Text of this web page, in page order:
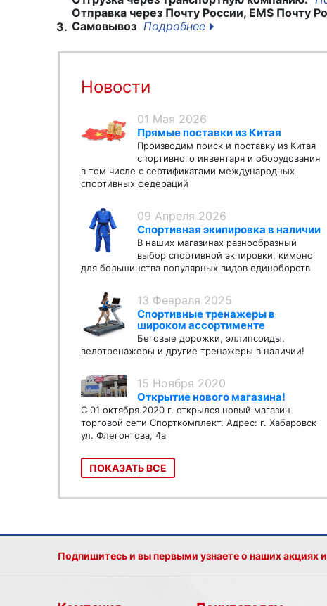
Отправка через Почту России, EMS Почту
3. Самовывоз Подробнее
Новости
01 Мая 2026
Прямые поставки из Китая
Производим поиск и поставку из Китая
спортивного инвентаря и оборудования
в том числе с сертификатами международных
спортивных федераций
09 Апреля 2026
Спортивная экипировка в наличии
В наших магазинах разнообразный
выбор спортивной экпировки, кимоно
для большинства популярных видов единоборств
13 Февраля 2025
Спортивные тренажеры в
широком ассортименте
Беговые дорожки, эллипсоиды,
велотренажеры и другие тренажеры в наличии!
15 Ноября 2020
Открытие нового магазина!
С 01 октября 2020 г. открылся новый магазин
торговой сети Спорткомплект. Адрес: г. Хабаровск
ул. Флегонтова, 4а
ПОКАЗАТЬ ВСЕ
Подпишитесь и вы первыми узнаете о наших акциях